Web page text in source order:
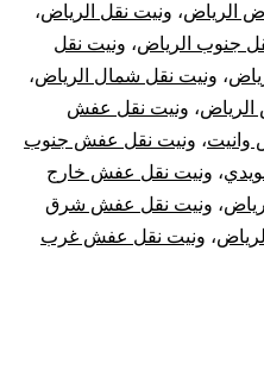
الرياض، ونيت نقل الرياض،
جنوب الرياض، ونيت نقل
، ونيت نقل شمال الرياض،
، ونيت نقل عفش
وانيت، ونيت نقل عفش جنوب
، ونيت نقل عفش خارج
، ونيت نقل عفش شرق
، ونيت نقل عفش غرب